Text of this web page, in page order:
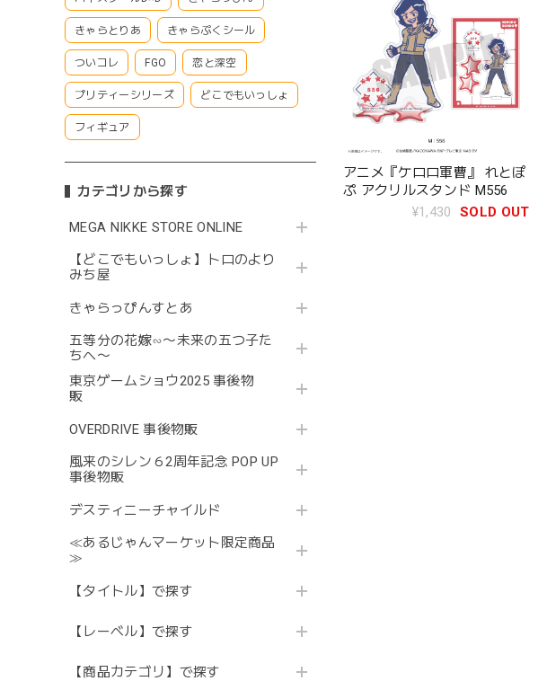
きゃらとりあ きゃらぷくシール
ついコレ FGO 恋と深空
プリティーシリーズ どこでもいっしょ
フィギュア
カテゴリから探す
MEGA NIKKE STORE ONLINE
【どこでもいっしょ】トロのより
みち屋
きゃらっぴんすとあ
五等分の花嫁∽〜未来の五つ子た
ちへ〜
東京ゲームショウ2025 事後物
販
OVERDRIVE 事後物販
風来のシレン６2周年記念 POP UP
事後物販
デスティニーチャイルド
≪あるじゃんマーケット限定商品
≫
【タイトル】で探す
【レーベル】で探す
【商品カテゴリ】で探す
アニメ『ケロロ軍曹』 れとぽ
ぷ アクリルスタンド M556
¥1,430
SOLD OUT